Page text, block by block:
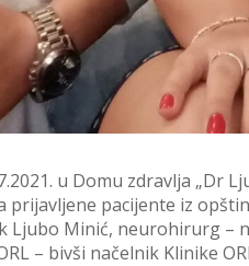
u Domu zdravlja „Dr
pacijente iz
Ljubo Minić, neurohirurg –
– bivši načelnik Klinike